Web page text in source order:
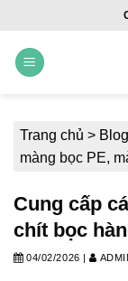
content
Trang chủ > Blog
màng bọc PE,
Cung cấp
chít bọc
04/02/2026 |